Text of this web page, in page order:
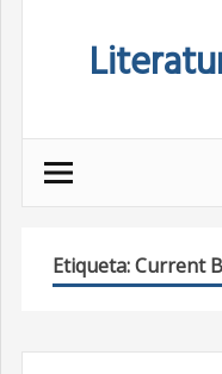
Etiqueta:Current